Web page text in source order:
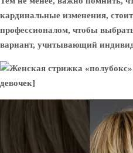
кардинальные изменения,
профессионалом, чтобы
вариант, учитывающий